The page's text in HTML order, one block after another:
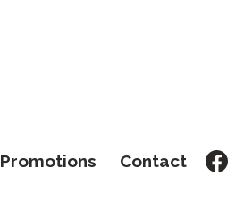
Promotions Contact